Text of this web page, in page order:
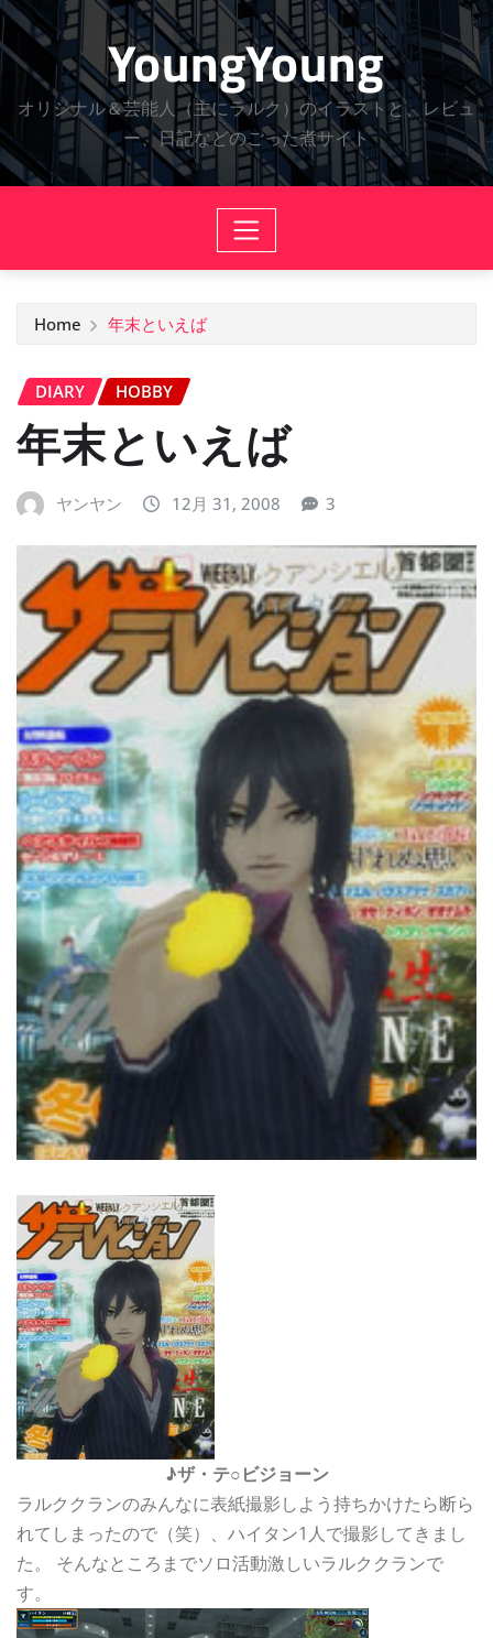
Skip
to
content
YoungYoung
オリジナル＆芸能人（主にラルク）のイラストと、レビュ
ー、日記などのごった煮サイト
Home 年末といえば
DIARY HOBBY
年末といえば
ヤンヤン 12月 31, 2008 3
♪ザ・テ○ビジョーン
ラルククランのみんなに表紙撮影しよう持ちかけたら断ら
れてしまったので（笑）、ハイタン1人で撮影してきまし
た。 そんなところまでソロ活動激しいラルククランで
す。